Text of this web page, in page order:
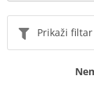
Prikaži filtar